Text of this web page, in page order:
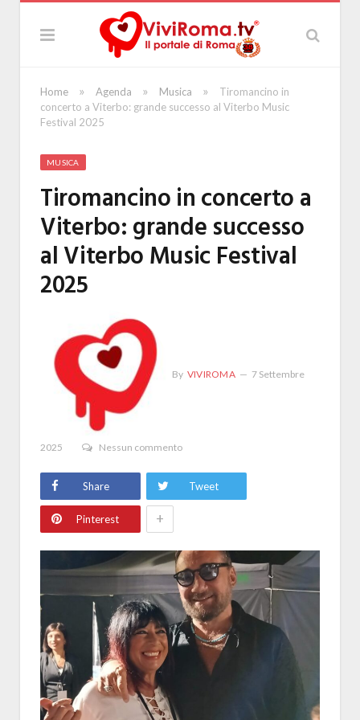
Home » Agenda » Musica »
Tiromancino in
concerto a Viterbo: grande successo al Viterbo Music
Festival 2025
MUSICA
Tiromancino in concerto a
Viterbo: grande successo
al Viterbo Music Festival
2025
By VIVIROMA 7 Settembre
2025 Nessun commento
Share Tweet
Pinterest +